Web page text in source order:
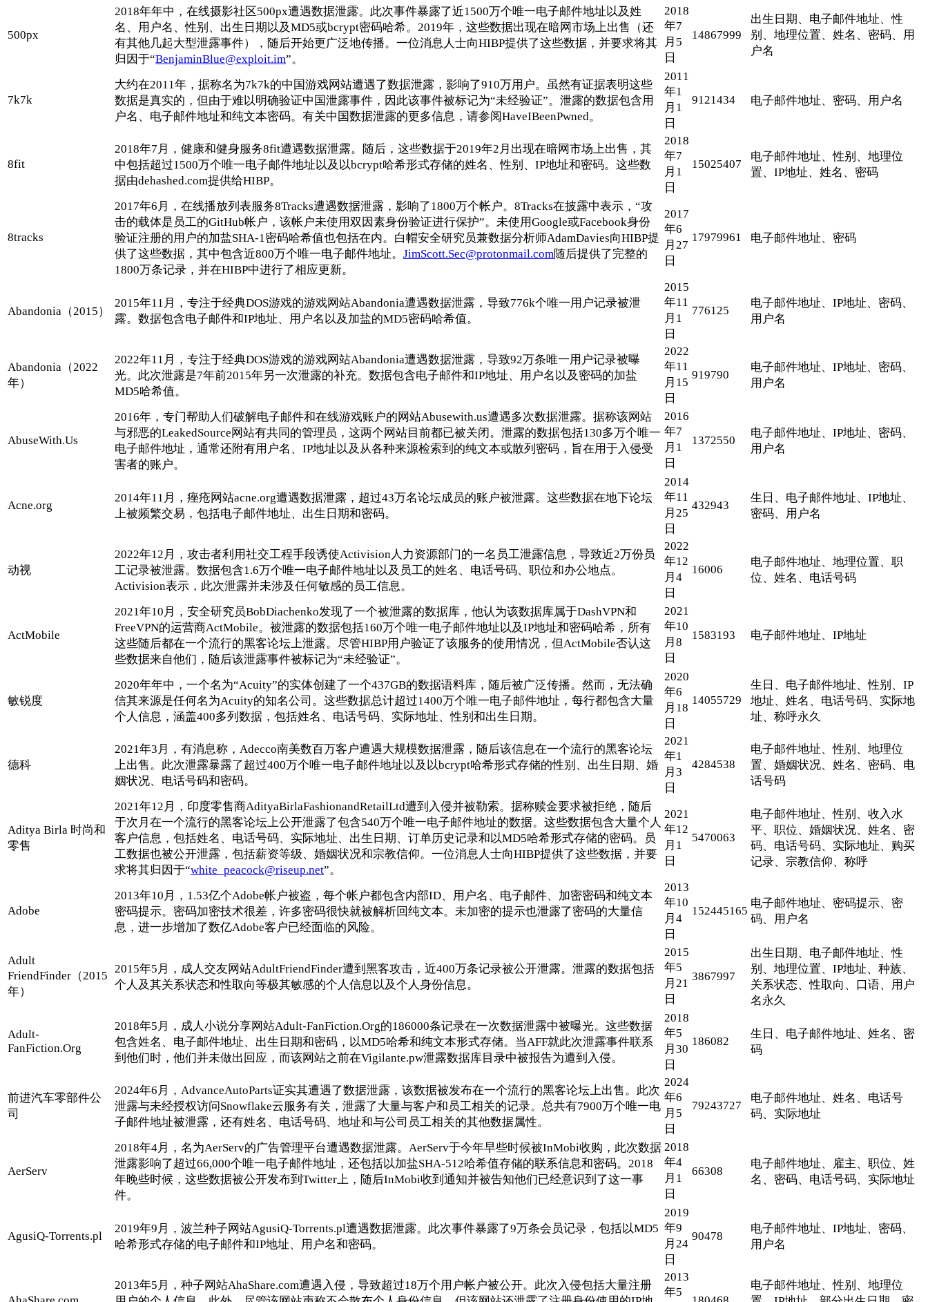
500px
2018年年中，在线摄影社区500px遭遇数据泄露。此次事件暴露了近1500万个唯一电子邮件地址以及姓
名、用户名、性别、出生日期以及MD5或bcrypt密码哈希。2019年，这些数据出现在暗网市场上出售（还
有其他几起大型泄露事件），随后开始更广泛地传播。一位消息人士向HIBP提供了这些数据，并要求将其
归因于“BenjaminBlue@exploit.im”。
2018
年7
月5
日
14867999
出生日期、电子邮件地址、性
别、地理位置、姓名、密码、用
户名
7k7k
大约在2011年，据称名为7k7k的中国游戏网站遭遇了数据泄露，影响了910万用户。虽然有证据表明这些
数据是真实的，但由于难以明确验证中国泄露事件，因此该事件被标记为“未经验证”。泄露的数据包含用
户名、电子邮件地址和纯文本密码。有关中国数据泄露的更多信息，请参阅HaveIBeenPwned。
2011
年1
月1
日
9121434 电子邮件地址、密码、用户名
8fit
2018年7月，健康和健身服务8fit遭遇数据泄露。随后，这些数据于2019年2月出现在暗网市场上出售，其
中包括超过1500万个唯一电子邮件地址以及以bcrypt哈希形式存储的姓名、性别、IP地址和密码。这些数
据由dehashed.com提供给HIBP。
2018
年7
月1
日
15025407
电子邮件地址、性别、地理位
置、IP地址、姓名、密码
8tracks
2017年6月，在线播放列表服务8Tracks遭遇数据泄露，影响了1800万个帐户。8Tracks在披露中表示，“攻
击的载体是员工的GitHub帐户，该帐户未使用双因素身份验证进行保护”。未使用Google或Facebook身份
验证注册的用户的加盐SHA-1密码哈希值也包括在内。白帽安全研究员兼数据分析师AdamDavies向HIBP提
供了这些数据，其中包含近800万个唯一电子邮件地址。 JimScott.Sec@protonmail.com随后提供了完整的
1800万条记录，并在HIBP中进行了相应更新。
2017
年6
月27
日
17979961 电子邮件地址、密码
Abandonia（2015）
2015年11月，专注于经典DOS游戏的游戏网站Abandonia遭遇数据泄露，导致776k个唯一用户记录被泄
露。数据包含电子邮件和IP地址、用户名以及加盐的MD5密码哈希值。
2015
年11
月1
日
776125
电子邮件地址、IP地址、密码、
用户名
Abandonia（2022
年）
2022年11月，专注于经典DOS游戏的游戏网站Abandonia遭遇数据泄露，导致92万条唯一用户记录被曝
光。此次泄露是7年前2015年另一次泄露的补充。数据包含电子邮件和IP地址、用户名以及密码的加盐
MD5哈希值。
2022
年11
月15
日
919790
电子邮件地址、IP地址、密码、
用户名
AbuseWith.Us
2016年，专门帮助人们破解电子邮件和在线游戏账户的网站Abusewith.us遭遇多次数据泄露。据称该网站
与邪恶的LeakedSource网站有共同的管理员，这两个网站目前都已被关闭。泄露的数据包括130多万个唯一
电子邮件地址，通常还附有用户名、IP地址以及从各种来源检索到的纯文本或散列密码，旨在用于入侵受
害者的账户。
2016
年7
月1
日
1372550
电子邮件地址、IP地址、密码、
用户名
Acne.org
2014年11月，痤疮网站acne.org遭遇数据泄露，超过43万名论坛成员的账户被泄露。这些数据在地下论坛
上被频繁交易，包括电子邮件地址、出生日期和密码。
2014
年11
月25
日
432943
生日、电子邮件地址、IP地址、
密码、用户名
动视
2022年12月，攻击者利用社交工程手段诱使Activision人力资源部门的一名员工泄露信息，导致近2万份员
工记录被泄露。数据包含1.6万个唯一电子邮件地址以及员工的姓名、电话号码、职位和办公地点。
Activision表示，此次泄露并未涉及任何敏感的员工信息。
2022
年12
月4
日
16006
电子邮件地址、地理位置、职
位、姓名、电话号码
ActMobile
2021年10月，安全研究员BobDiachenko发现了一个被泄露的数据库，他认为该数据库属于DashVPN和
FreeVPN的运营商ActMobile。被泄露的数据包括160万个唯一电子邮件地址以及IP地址和密码哈希，所有
这些随后都在一个流行的黑客论坛上泄露。尽管HIBP用户验证了该服务的使用情况，但ActMobile否认这
些数据来自他们，随后该泄露事件被标记为“未经验证”。
2021
年10
月8
日
1583193 电子邮件地址、IP地址
敏锐度
2020年年中，一个名为“Acuity”的实体创建了一个437GB的数据语料库，随后被广泛传播。然而，无法确
信其来源是任何名为Acuity的知名公司。这些数据总计超过1400万个唯一电子邮件地址，每行都包含大量
个人信息，涵盖400多列数据，包括姓名、电话号码、实际地址、性别和出生日期。
2020
年6
月18
日
14055729
生日、电子邮件地址、性别、IP
地址、姓名、电话号码、实际地
址、称呼永久
德科
2021年3月，有消息称，Adecco南美数百万客户遭遇大规模数据泄露，随后该信息在一个流行的黑客论坛
上出售。此次泄露暴露了超过400万个唯一电子邮件地址以及以bcrypt哈希形式存储的性别、出生日期、婚
姻状况、电话号码和密码。
2021
年1
月3
日
4284538
电子邮件地址、性别、地理位
置、婚姻状况、姓名、密码、电
话号码
Aditya Birla 时尚和
零售
2021年12月，印度零售商AdityaBirlaFashionandRetailLtd遭到入侵并被勒索。据称赎金要求被拒绝，随后
于次月在一个流行的黑客论坛上公开泄露了包含540万个唯一电子邮件地址的数据。这些数据包含大量个人
客户信息，包括姓名、电话号码、实际地址、出生日期、订单历史记录和以MD5哈希形式存储的密码。员
工数据也被公开泄露，包括薪资等级、婚姻状况和宗教信仰。一位消息人士向HIBP提供了这些数据，并要
求将其归因于“white_peacock@riseup.net”。
2021
年12
月1
日
5470063
电子邮件地址、性别、收入水
平、职位、婚姻状况、姓名、密
码、电话号码、实际地址、购买
记录、宗教信仰、称呼
Adobe
2013年10月，1.53亿个Adob​​e帐户被盗，每个帐户都包含内部ID、用户名、电子邮件、加密密码和纯文本
密码提示。密码加密技术很差，许多密码很快就被解析回纯文本。未加密的提示也泄露了密码的大量信
息，进一步增加了数亿Adob​​e客户已经面临的风险。
2013
年10
月4
日
152445165
电子邮件地址、密码提示、密
码、用户名
Adult
FriendFinder（2015
年）
2015年5月，成人交友网站AdultFriendFinder遭到黑客攻击，近400万条记录被公开泄露。泄露的数据包括
个人及其关系状态和性取向等极其敏感的个人信息以及个人身份信息。
2015
年5
月21
日
3867997
出生日期、电子邮件地址、性
别、地理位置、IP地址、种族、
关系状态、性取向、口语、用户
名永久
Adult-
FanFiction.Org
2018年5月，成人小说分享网站Adult-FanFiction.Org的186000条记录在一次数据泄露中被曝光。这些数据
包含姓名、电子邮件地址、出生日期和密码，以MD5哈希和纯文本形式存储。当AFF就此次泄露事件联系
到他们时，他们并未做出回应，而该网站之前在Vigilante.pw泄露数据库目录中被报告为遭到入侵。
2018
年5
月30
日
186082
生日、电子邮件地址、姓名、密
码
前进汽车零部件公
司
2024年6月，AdvanceAutoParts证实其遭遇了数据泄露，该数据被发布在一个流行的黑客论坛上出售。此次
泄露与未经授权访问Snowflake云服务有关，泄露了大量与客户和员工相关的记录。总共有7900万个唯一电
子邮件地址被泄露，还有姓名、电话号码、地址和与公司员工相关的其他数据属性。
2024
年6
月5
日
79243727
电子邮件地址、姓名、电话号
码、实际地址
AerServ
2018年4月，名为AerServ的广告管理平台遭遇数据泄露。AerServ于今年早些时候被InMobi收购，此次数据
泄露影响了超过66,000个唯一电子邮件地址，还包括以加盐SHA-512哈希值存储的联系信息和密码。2018
年晚些时候，这些数据被公开发布到Twitter上，随后InMobi收到通知并被告知他们已经意识到了这一事
件。
2018
年4
月1
日
66308
电子邮件地址、雇主、职位、姓
名、密码、电话号码、实际地址
AgusiQ-Torrents.pl
2019年9月，波兰种子网站AgusiQ-Torrents.pl遭遇数据泄露。此次事件暴露了9万条会员记录，包括以MD5
哈希形式存储的电子邮件和IP地址、用户名和密码。
2019
年9
月24
日
90478
电子邮件地址、IP地址、密码、
用户名
2013年5月，种子网站AhaShare.com遭遇入侵，导致超过18万个用户帐户被公开。此次入侵包括大量注册
2013
年5
电子邮件地址、性别、地理位